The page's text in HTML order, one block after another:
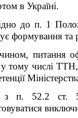
в Україні.
до п. 1
формування та
питання
тому числі ТТН,
з п. 52.2 ст. 52